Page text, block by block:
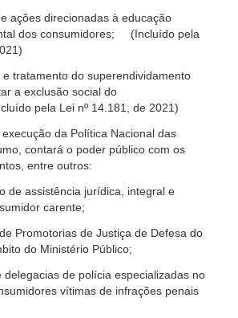
ações direcionadas à educação
dos consumidores; (Incluído pela
e tratamento do superendividamento
a exclusão social do
pela Lei nº 14.181, de 2021)
execução da Política Nacional das
contará o poder público com os
entre outros:
de assistência jurídica, integral e
carente;
Promotorias de Justiça de Defesa do
do Ministério Público;
delegacias de polícia especializadas no
vítimas de infrações penais